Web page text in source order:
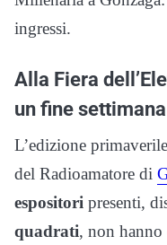
ingressi.
Alla Fiera
un fine settimana
L’edizione
del Radioamatore di
espositori presenti,
quadrati, non hanno